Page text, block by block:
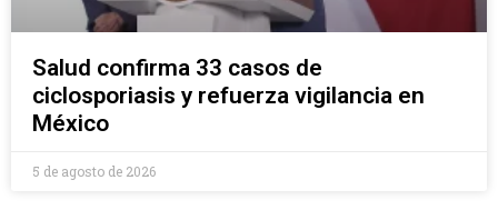
Salud confirma 33 casos de
ciclosporiasis y refuerza vigilancia en
México
5 de agosto de 2026